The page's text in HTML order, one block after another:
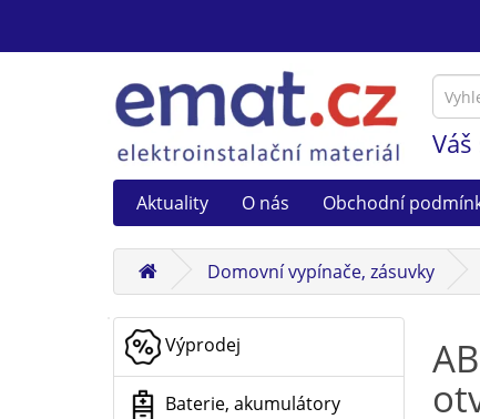
Aktuality O nás Obchodní
Domovní vypínače, zásuvky
Výprodej
Baterie, akumulátory